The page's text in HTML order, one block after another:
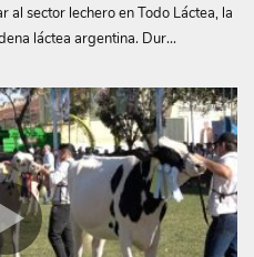
al sector lechero en Todo Láctea, la
láctea argentina. Dur...